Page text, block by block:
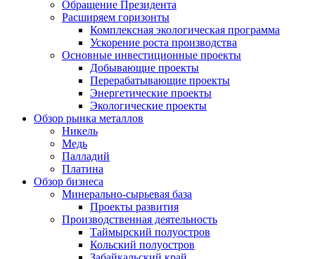
Обращение Президента
Расширяем горизонты
Комплексная экологическая программа
Ускорение роста производства
Основные инвестиционные проекты
Добывающие проекты
Перерабатывающие проекты
Энергетические проекты
Экологические проекты
Обзор рынка металлов
Никель
Медь
Палладий
Платина
Обзор бизнеса
Минерально-сырьевая база
Проекты развития
Производственная деятельность
Таймырский полуостров
Кольский полуостров